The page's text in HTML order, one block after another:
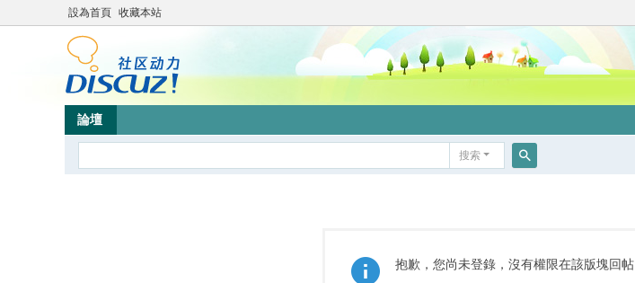
設為首頁 收藏本站
論壇
搜索
抱歉，您尚未登錄，沒有權限在該版塊回帖